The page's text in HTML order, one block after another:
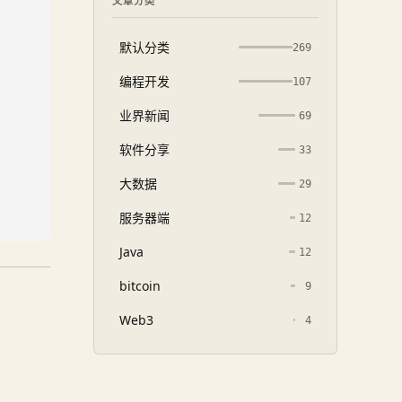
默认分类 269
编程开发 107
业界新闻 69
软件分享 33
大数据 29
服务器端 12
Java 12
bitcoin 9
Web3 4